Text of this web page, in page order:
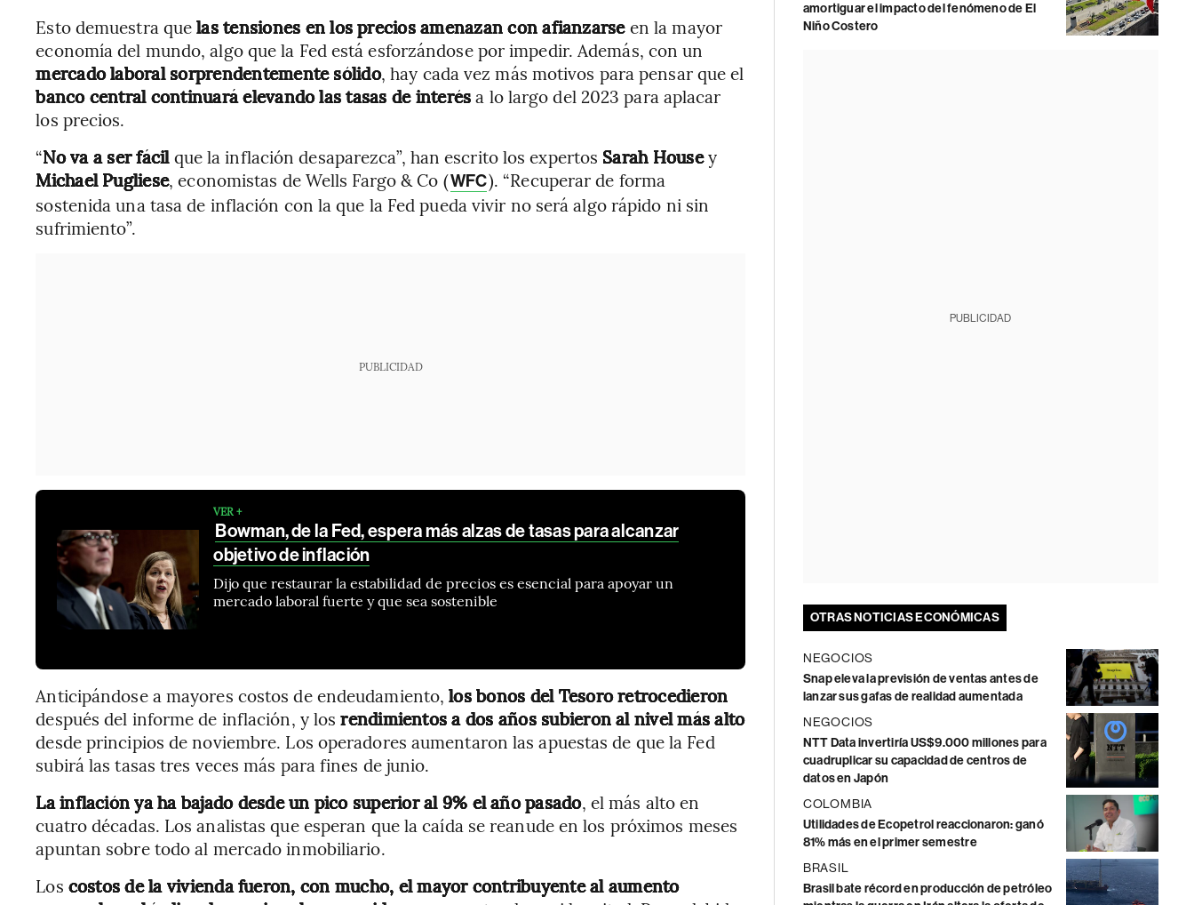
Esto demuestra quelas tensiones en los precios amenazan con afianzarseen la mayor
economía del mundo, algo que la Fed está esforzándose por impedir. Además, con un
mercado laboral sorprendentemente sólido, hay cada vez más motivos para pensar que el
banco central continuará elevando las tasas de interésa lo largo del 2023 para aplacar
los precios.
“No va a ser fácilque la inflación desaparezca”, han escrito los expertos Sarah Housey
Michael Pugliese, economistas de Wells Fargo & Co (WFC). “Recuperar de forma
sostenida una tasa de inflación con la que la Fed pueda vivir no será algo rápido ni sin
sufrimiento”.
PUBLICIDAD
VER +
Bowman, de la Fed, espera más alzas de tasas para alcanzar
objetivo de inflación
Dijo que restaurar la estabilidad de precios es esencial para apoyar un
mercado laboral fuerte y que sea sostenible
Anticipándose a mayores costos de endeudamiento,los bonos del Tesoro retrocedieron
después del informe de inflación, y losrendimientos a dos años subieron al nivel más alto
desde principios de noviembre. Los operadores aumentaron las apuestas de que la Fed
subirá las tasas tres veces más para fines de junio.
La inflación ya ha bajado desde un pico superior al 9% el año pasado, el más alto en
cuatro décadas. Los analistas que esperan que la caída se reanude en los próximos meses
apuntan sobre todo al mercado inmobiliario.
Los costos de la vivienda fueron, con mucho, el mayor contribuyente al aumento
amortiguar el impacto del fenómeno de El
Niño Costero
PUBLICIDAD
OTRAS NOTICIAS ECONÓMICAS
NEGOCIOS
Snap eleva la previsión de ventas antes de
lanzar sus gafas de realidad aumentada
NEGOCIOS
NTT Data invertiría US$9.000 millones para
cuadruplicar su capacidad de centros de
datos en Japón
COLOMBIA
Utilidades de Ecopetrol reaccionaron: ganó
81% más en el primer semestre
BRASIL
Brasil bate récord en producción de petróleo